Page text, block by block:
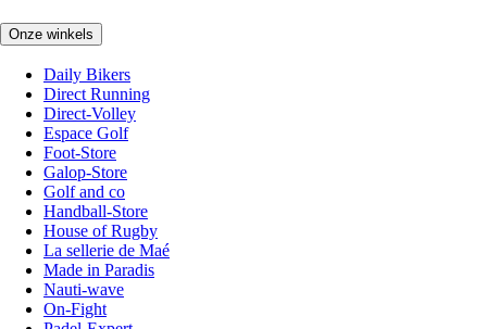
Onze winkels
Daily Bikers
Direct Running
Direct-Volley
Espace Golf
Foot-Store
Galop-Store
Golf and co
Handball-Store
House of Rugby
La sellerie de Maé
Made in Paradis
Nauti-wave
On-Fight